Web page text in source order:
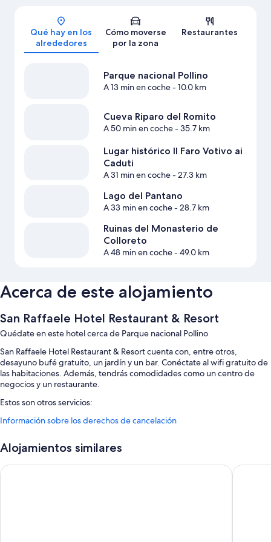
Mapa
Qué hay en los
alrededores
Cómo moverse
por la zona
Restaurantes
Parque nacional Pollino
A 13 min en coche- 10.0 km
Cueva Riparo del Romito
A 50 min en coche- 35.7 km
Lugar histórico Il Faro Votivo ai
Caduti
A 31 min en coche- 27.3 km
Lago del Pantano
A 33 min en coche- 28.7 km
Ruinas del Monasterio de
Colloreto
A 48 min en coche- 49.0 km
Acerca de este alojamiento
San Raffaele Hotel Restaurant & Resort
Quédate en este hotel cerca de Parque nacional Pollino
San Raffaele Hotel Restaurant & Resort cuenta con, entre otros,
desayuno bufé gratuito, un jardín y un bar. Conéctate al wifi gratuito de
las habitaciones. Además, tendrás comodidades como un centro de
negocios y un restaurante.
Estos son otros servicios:
Una piscina al aire libre de temporada
Servicio de celebración de bodas, una televisión en la zona común y
consigna de equipaje
Información sobre los derechos de cancelación
Alojamientos similares
Hotel Bouganville Hotel